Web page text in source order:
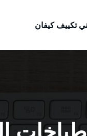
تكييف كيفان